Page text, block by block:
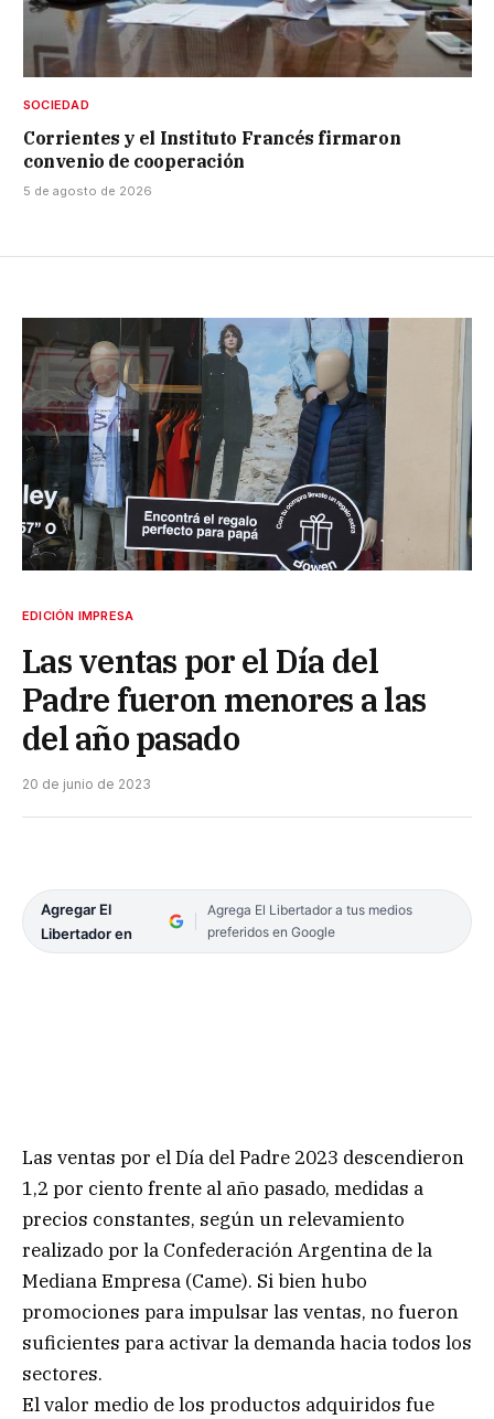
SOCIEDAD
Corrientes y el Instituto Francés firmaron
convenio de cooperación
5 de agosto de 2026
EDICIÓN IMPRESA
Las ventas por el Día del
Padre fueron menores a las
del año pasado
20 de junio de 2023
Agregar El
Libertador en
Agrega El Libertador a tus medios
preferidos en Google
Las ventas por el Día del Padre 2023 descendieron
1,2 por ciento frente al año pasado, medidas a
precios constantes, según un relevamiento
realizado por la Confederación Argentina de la
Mediana Empresa (Came). Si bien hubo
promociones para impulsar las ventas, no fueron
suficientes para activar la demanda hacia todos los
sectores.
El valor medio de los productos adquiridos fue